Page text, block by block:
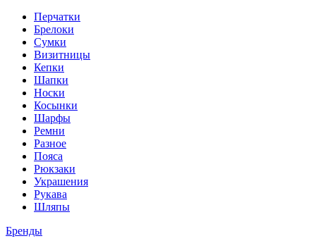
Перчатки
Брелоки
Сумки
Визитницы
Кепки
Шапки
Носки
Косынки
Шарфы
Ремни
Разное
Пояса
Рюкзаки
Украшения
Рукава
Шляпы
Бренды